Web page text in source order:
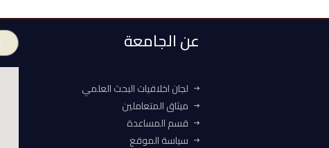
عن الجامعة
لجان اخلاقيات البحث العلمي
ميثاق المتعاملين
قسم المساعدة
سياسة الموقع